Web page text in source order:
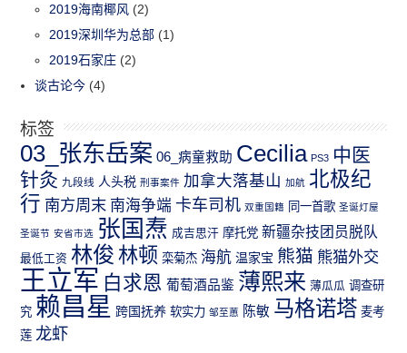
2019海南椰风 (2)
2019深圳华为总部 (1)
2019石家庄 (2)
谈古论今 (4)
标签
03_张东岳案 06_病童救助 Cecilia PS3 中医
针灸 九段线 人头税 刑事案件 加拿大落基山 加航 北极纪
行 南方周末 南海争端 卡车司机 双重国籍 同一首歌 圣诞灯屋
圣诞节 安省市选 张国焘 成吉思汗 摩托党 新疆杂技团员脱队
最低工资 林俊 林顿 栾菊杰 海航 温家宝 熊猫 熊猫外交
王立军 白求恩 葡萄酒品鉴 薄熙来 薄瓜瓜 调查研
究 赖昌星 跨国抚养 软实力 邹至蕙 陈敏 马格诺塔 麦考
莲 龙虾